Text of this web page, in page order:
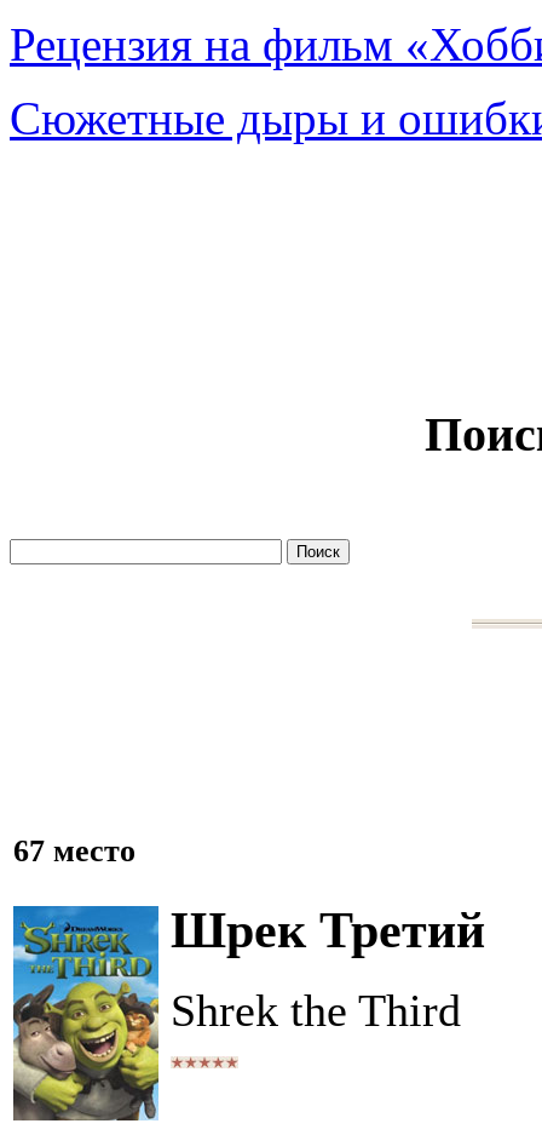
Рецензия на фильм
Сюжетные дыры и
67 место
Шрек Третий
Shrek the Third